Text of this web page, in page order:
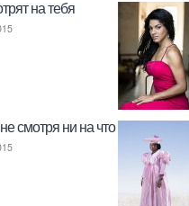
на тебя
смотря ни на что